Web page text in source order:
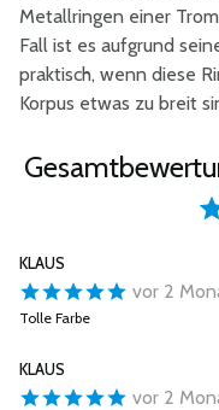
Metallringen einer
Fall ist es aufgrund
praktisch, wenn diese
Korpus etwas zu breit
KLAUS
vor 2
Tolle Farbe
KLAUS
vor 2